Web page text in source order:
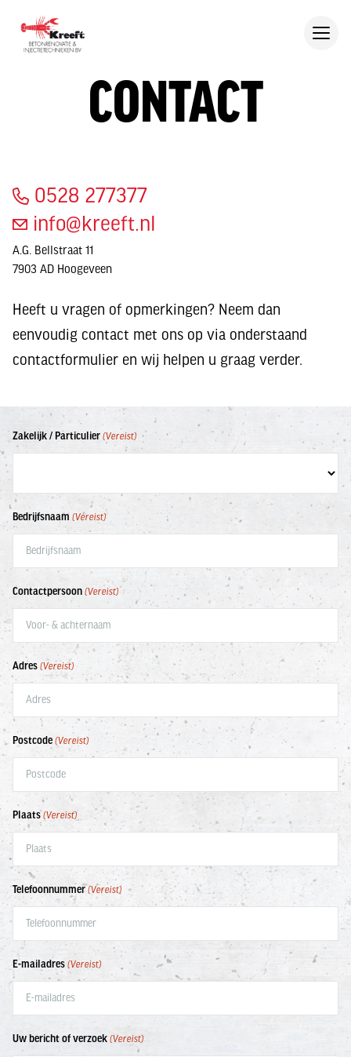
CONTACT
0528 277377
info@kreeft.nl
A.G. Bellstraat 11
7903 AD Hoogeveen
Heeft u vragen of opmerkingen? Neem dan
eenvoudig contact met ons op via onderstaand
contactformulier en wij helpen u graag verder.
Zakelijk / Particulier (Vereist)
Bedrijfsnaam (Vereist)
Contactpersoon (Vereist)
Adres (Vereist)
Postcode (Vereist)
Plaats (Vereist)
Telefoonnummer (Vereist)
E-mailadres (Vereist)
Uw bericht of verzoek (Vereist)